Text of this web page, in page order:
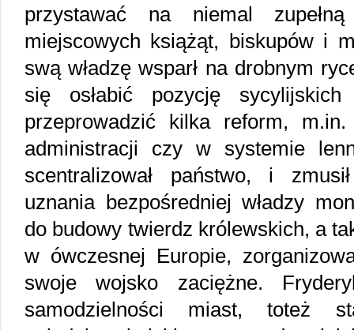
przystawać na niemal
miejscowych książąt, biskupów i
swą władzę wsparł na drobnym
się osłabić pozycję sycylijskich
przeprowadzić kilka reform,
administracji czy w systemie
scentralizował państwo, i
uznania bezpośredniej władzy
do budowy twierdz królewskich, a
w ówczesnej Europie,
swoje wojsko zaciężne.
samodzielności miast, toteż